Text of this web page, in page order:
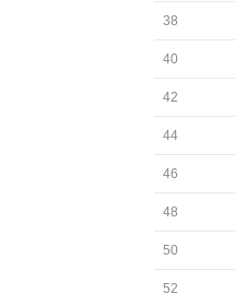
38
40
42
44
46
48
50
52